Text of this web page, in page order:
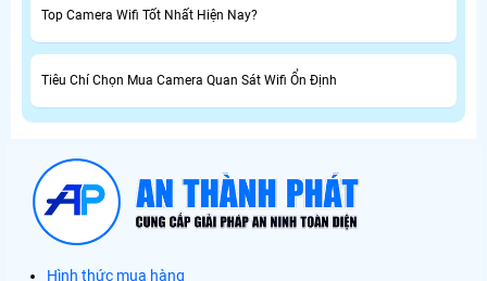
Top Camera Wifi Tốt Nhất Hiện Nay?
Tiêu Chí Chọn Mua Camera Quan Sát Wifi Ổn Định
Hình thức mua hàng